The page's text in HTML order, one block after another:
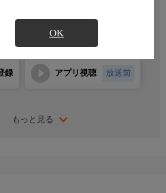
OK
ン実施中
もっと見る
録 アプリ視聴 放送前